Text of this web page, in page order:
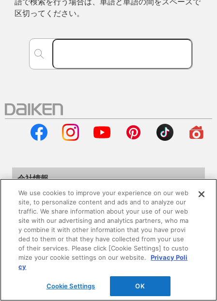
区切ってください。
会社情報
企業情報
サステナビリティ
採用情報
ニュースリリース
We use cookies to improve your experience on our web
site, to personalize content and ads and to analyze our
traffic. We share information about your use of our web
site with our advertising and analytics partners, who ma
y combine it with other information that you have provi
ded to them or that they have collected from your use
of their services. Please click [Cookie Settings] to custo
mize your cookie settings on our website.
Privacy Poli
cy
Cookie Settings OK